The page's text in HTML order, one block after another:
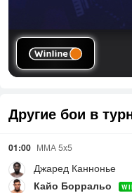
Другие бои в
01:00 ММА 5x5
Джаред Каннонье
Кайо Борральо